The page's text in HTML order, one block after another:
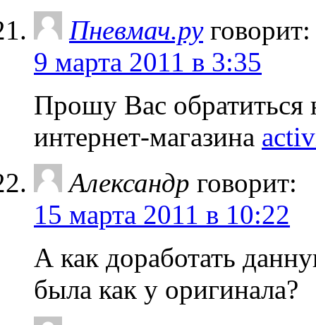
Пневмач.ру говорит:
9 марта 2011 в 3:35
Прошу Вас обратиться
интернет-магазина
Александр говорит:
15 марта 2011 в 10:22
А как доработать
была как у оригинала?